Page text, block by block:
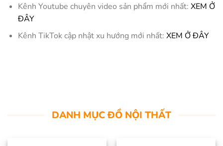
Kênh Youtube chuyên video sản phẩm mới nhất: XEM Ở
ĐÂY
Kênh TikTok cập nhật xu hướng mới nhất: XEM Ở ĐÂY
DANH MỤC ĐỒ NỘI THẤT